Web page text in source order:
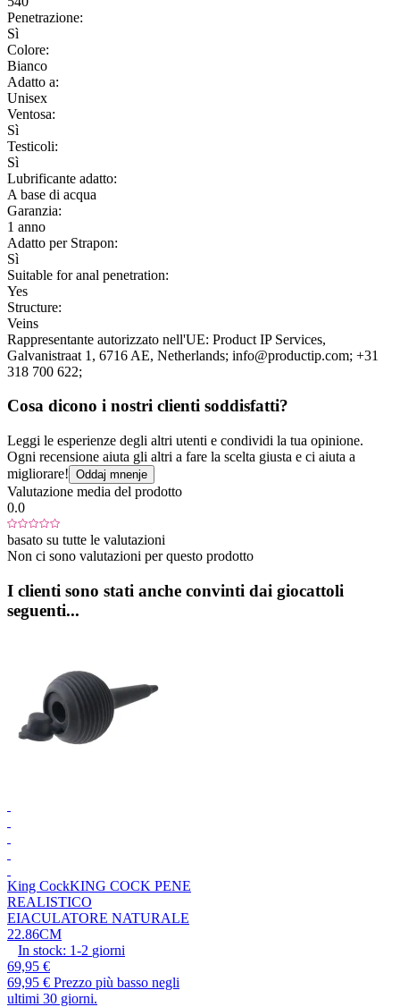
Penetrazione:
Sì
Colore:
Bianco
Adatto a:
Unisex
Ventosa:
Sì
Testicoli:
Sì
Lubrificante adatto:
A base di acqua
Garanzia:
1 anno
Adatto per Strapon:
Sì
Suitable for anal penetration:
Yes
Structure:
Veins
Rappresentante autorizzato nell'UE: Product IP Services,
Galvanistraat 1 , 6716 AE, Netherlands; info@productip.com; +31
318 700 622;
Cosa dicono i nostri clienti soddisfatti?
Leggi le esperienze degli altri utenti e condividi la tua opinione.
Ogni recensione aiuta gli altri a fare la scelta giusta e ci aiuta a
migliorare! Oddaj mnenje
Valutazione media del prodotto
0.0
basato su tutte le valutazioni
Non ci sono valutazioni per questo prodotto
I clienti sono stati anche convinti dai giocattoli
seguenti...
King CockKING COCK PENE
REALISTICO
EIACULATORE NATURALE
22.86CM
In stock: 1-2 giorni
69,95 €
69,95 € Prezzo più basso negli
ultimi 30 giorni.